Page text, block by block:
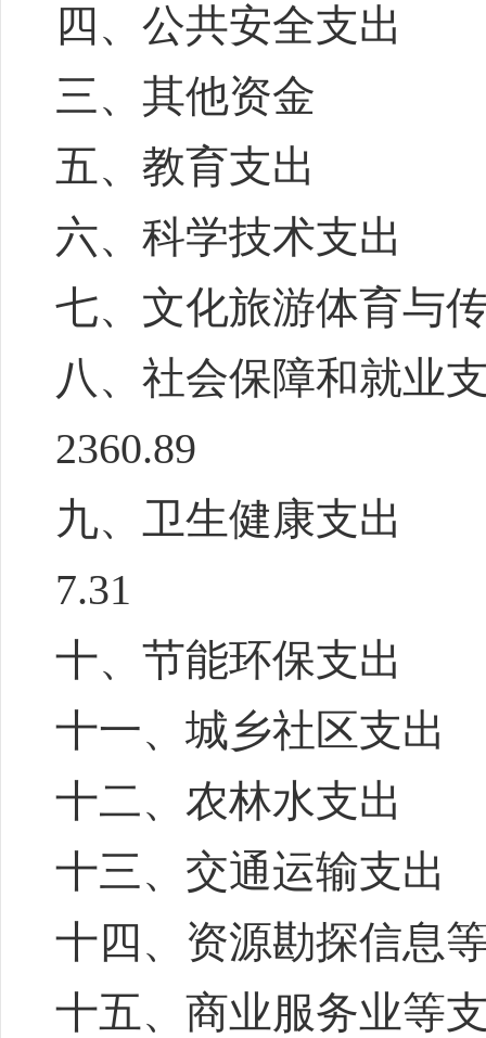
四、公共安全支出
三、其他资金
五、教育支出
六、科学技术支出
七、文化旅游体育与
八、社会保障和就业
2360.89
九、卫生健康支出
7.31
十、节能环保支出
十一、城乡社区支出
十二、农林水支出
十三、交通运输支出
十四、资源勘探信息
十五、商业服务业等